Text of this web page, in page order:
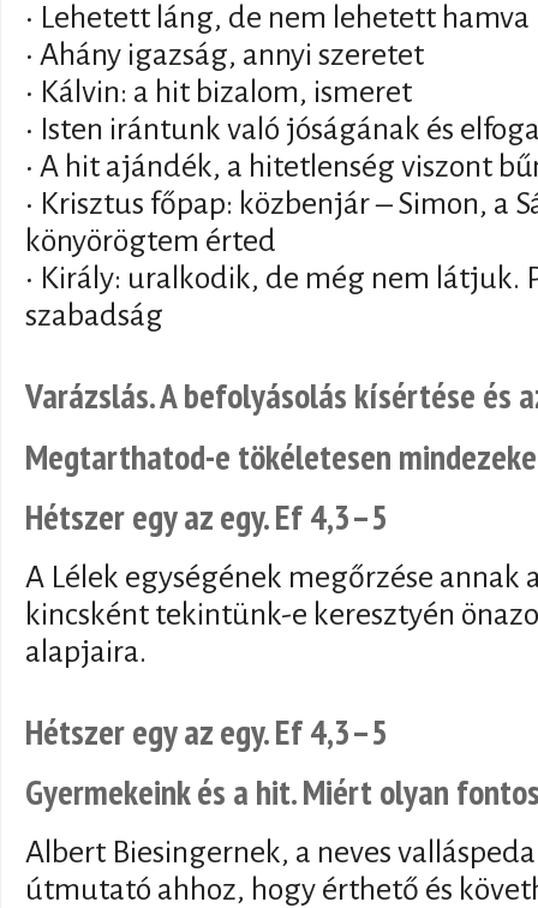
• Lehetett láng, de nem lehetett hamva
• Ahány igazság, annyi szeretet
• Kálvin: a hit bizalom, ismeret
• Isten irántunk való jóságának és
• A hit ajándék, a hitetlenség viszont
• Krisztus főpap: közbenjár – Simon, a
könyörögtem érted
• Király: uralkodik, de még nem látjuk.
szabadság
Varázslás. A befolyásolás kísértése és
Megtarthatod-e tökéletesen
Hétszer egy az egy. Ef 4,3–5
A Lélek egységének megőrzése annak
kincsként tekintünk-e keresztyén
alapjaira.
Hétszer egy az egy. Ef 4,3–5
Gyermekeink és a hit. Miért olyan
Albert Biesingernek, a neves
útmutató ahhoz, hogy érthető és